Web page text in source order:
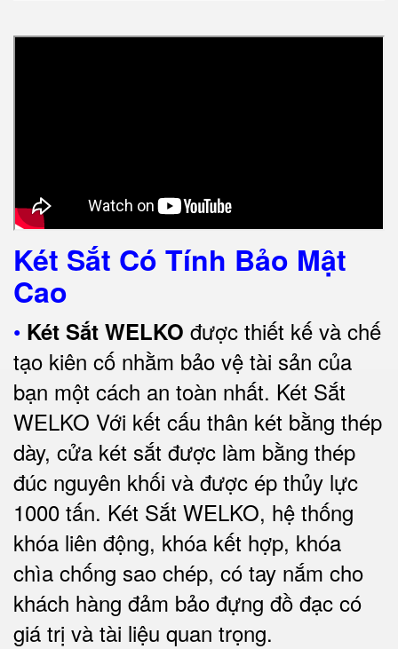
Két Sắt Có Tính Bảo Mật
Cao
• Két Sắt WELKO được thiết kế và chế
tạo kiên cố nhằm bảo vệ tài sản của
bạn một cách an toàn nhất. Két Sắt
WELKO Với kết cấu thân két bằng thép
dày, cửa két sắt được làm bằng thép
đúc nguyên khối và được ép thủy lực
1000 tấn. Két Sắt WELKO, hệ thống
khóa liên động, khóa kết hợp, khóa
chìa chống sao chép, có tay nắm cho
khách hàng đảm bảo đựng đồ đạc có
giá trị và tài liệu quan trọng.